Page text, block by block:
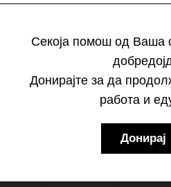
Секоја помош од Ваша
Донирајте за да
работа и
Донирај